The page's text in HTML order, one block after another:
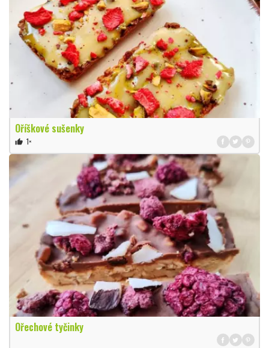
Oříškové sušenky
thumb_up 1×
Ořechové tyčinky